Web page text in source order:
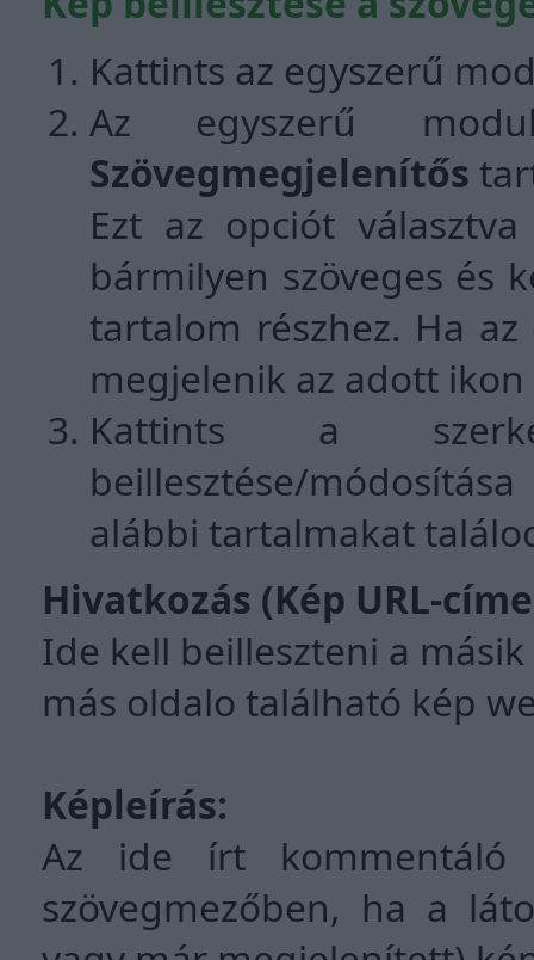
Kattints az egyszerű
Az egyszerű
Szövegmegjelenítős
Ezt az opciót
bármilyen szöveges és
tartalom részhez. Ha
megjelenik az adott
Kattints a
beillesztése/
alábbi tartalmakat
Hivatkozás (Kép URL-
Ide kell beilleszteni a
más oldalo található kép
Képleírás:
Az ide írt kommentáló
szövegmezőben, ha a